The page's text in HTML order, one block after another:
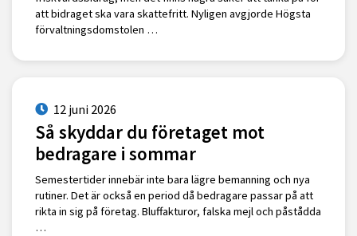
att bidraget ska vara skattefritt. Nyligen avgjorde Högsta
förvaltningsdomstolen …
12 juni 2026
Så skyddar du företaget mot
bedragare i sommar
Semestertider innebär inte bara lägre bemanning och nya
rutiner. Det är också en period då bedragare passar på att
rikta in sig på företag. Bluffakturor, falska mejl och påstådda
…